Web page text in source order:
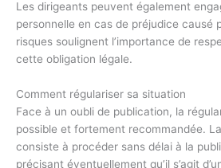
Les dirigeants peuvent également
personnelle en cas de préjudice causé
risques soulignent l’importance de
cette obligation légale.
Comment régulariser sa situation
Face à un oubli de publication, la
possible et fortement recommandée.
consiste à procéder sans délai à la
précisant éventuellement qu’il s’agit